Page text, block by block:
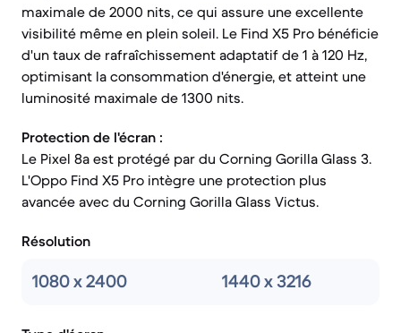
maximale de 2000 nits, ce qui assure une excellente
visibilité même en plein soleil. Le Find X5 Pro bénéficie
d'un taux de rafraîchissement adaptatif de 1 à 120 Hz,
optimisant la consommation d'énergie, et atteint une
luminosité maximale de 1300 nits.
Protection de l'écran :
Le Pixel 8a est protégé par du Corning Gorilla Glass 3.
L'Oppo Find X5 Pro intègre une protection plus
avancée avec du Corning Gorilla Glass Victus.
Résolution
1080 x 2400 1440 x 3216